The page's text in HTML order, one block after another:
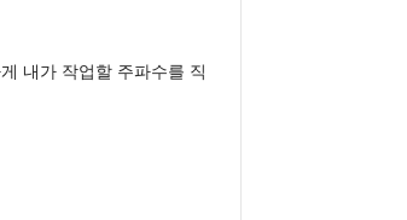
내가 작업할 주파수를 직